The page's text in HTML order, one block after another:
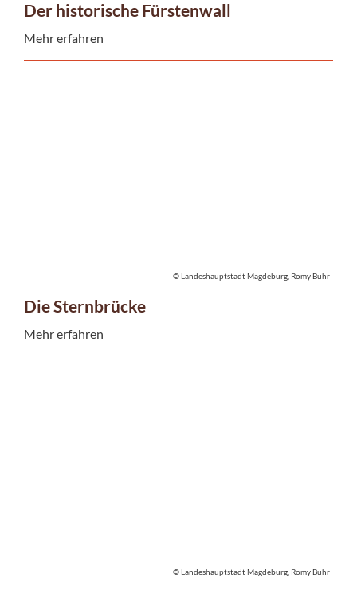
Der historische Fürstenwall
Mehr erfahren
Die Sternbrücke
Mehr erfahren
© Landeshauptstadt Magdeburg, Romy Buhr
© Landeshauptstadt Magdeburg, Romy Buhr